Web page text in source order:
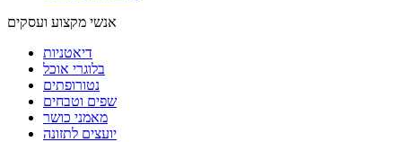
אנשי מקצוע ועסקים
דיאטניות
בלוגרי אוכל
נטורופתים
שפים וטבחים
מאמני כושר
יועצים לתזונה